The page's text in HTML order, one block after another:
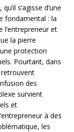
s’agisse d’une
fondamental : la
l’entrepreneur et
la pierre
protection
Pourtant, dans
des
survient
et
à des
les